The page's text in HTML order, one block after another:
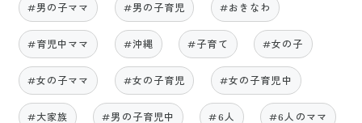
#男の子ママ #男の子育児 #おきなわ
#育児中ママ #沖縄 #子育て #女の子
#女の子ママ #女の子育児 #女の子育児中
#大家族 #男の子育児中 #6人 #6人のママ